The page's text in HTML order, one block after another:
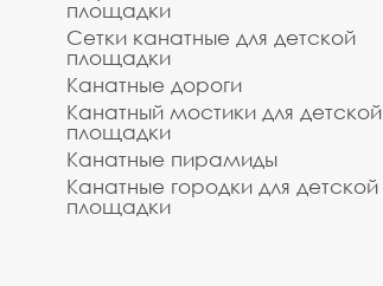
площадки
Сетки канатные для детской
площадки
Канатные дороги
Канатный мостики для детской
площадки
Канатные пирамиды
Канатные городки для детской
площадки